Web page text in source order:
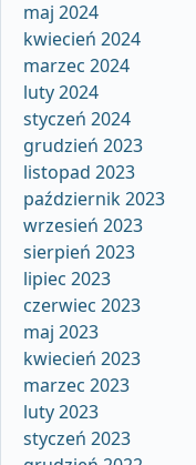
maj 2024
kwiecień 2024
marzec 2024
luty 2024
styczeń 2024
grudzień 2023
listopad 2023
październik 2023
wrzesień 2023
sierpień 2023
lipiec 2023
czerwiec 2023
maj 2023
kwiecień 2023
marzec 2023
luty 2023
styczeń 2023